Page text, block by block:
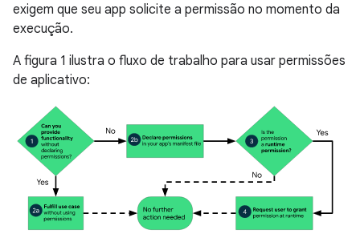
exigem que seu app solicite a permissão no momento da
execução.
A figura 1 ilustra o fluxo de trabalho para usar permissões
de aplicativo: